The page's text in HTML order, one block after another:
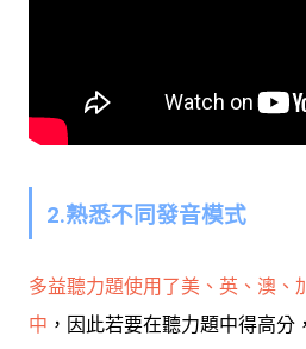
2.熟悉不同發音模式
多益聽力題使用了美、英、澳、
中 ，因此若要在聽力題中得高